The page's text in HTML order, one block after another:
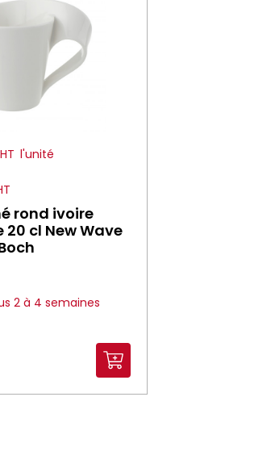
HT l'unité
rond ivoire
cl New Wave
2 à 4 semaines